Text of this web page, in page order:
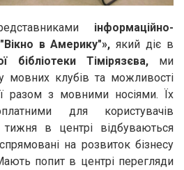
інформаційно-
в Америку"», який діє в
бібліотеки Тімірязєва,ми
мовних клубів та можливості
разом з мовними носіями. Їх
для користувачів
тижня в центрі відбуваються
на розвиток бізнесу
попит в центрі перегляди